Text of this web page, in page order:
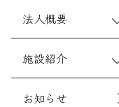
法人概要
施設紹介
お知らせ